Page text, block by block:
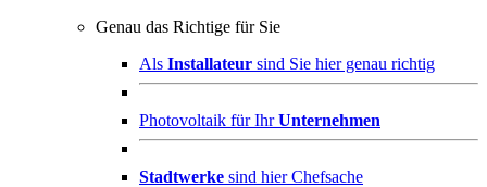
Genau das Richtige für Sie
Als Installateur sind Sie hier genau richtig
Photovoltaik für IhrUnternehmen
Stadtwerke sind hier Chefsache